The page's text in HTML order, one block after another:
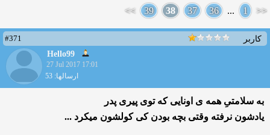
<<
1
...
36
37
38
39
>>
کاربر
#371
Hello99
27 Jul 2017 17:01
ارسالها: 53
به سلامتیِ همه ی اونایی که توی پیری پدر
یادشون نرفته وقتی بچه بودن کی کولشون میکرد ...